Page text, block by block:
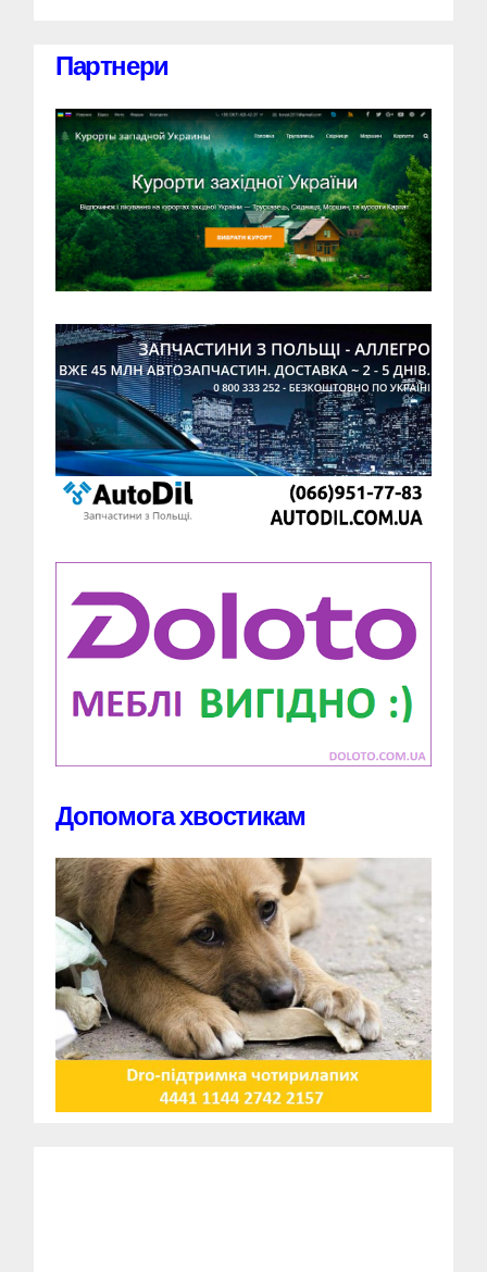
Партнери
Допомога хвостикам